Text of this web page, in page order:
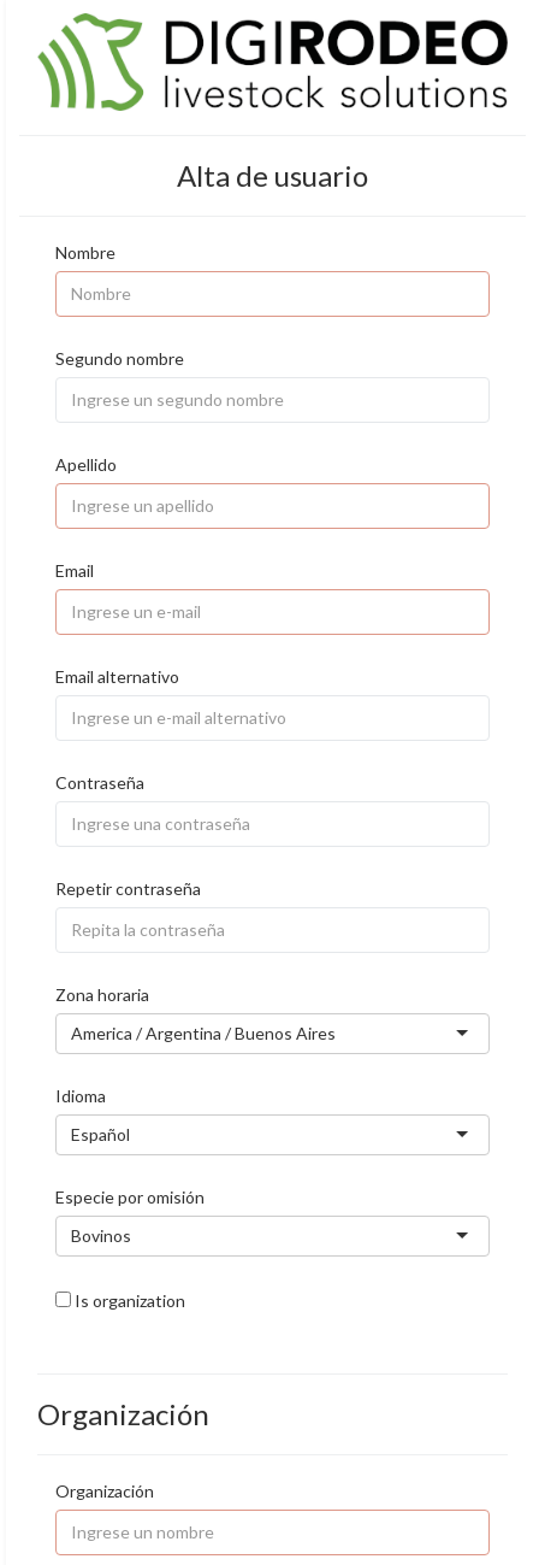
Alta de usuario
Nombre
Segundo nombre
Apellido
Email
Email alternativo
Contraseña
Repetir contraseña
Zona horaria
America / Argentina / Buenos Aires
Idioma
Español
Especie por omisión
Bovinos
Is organization
Organización
Organización